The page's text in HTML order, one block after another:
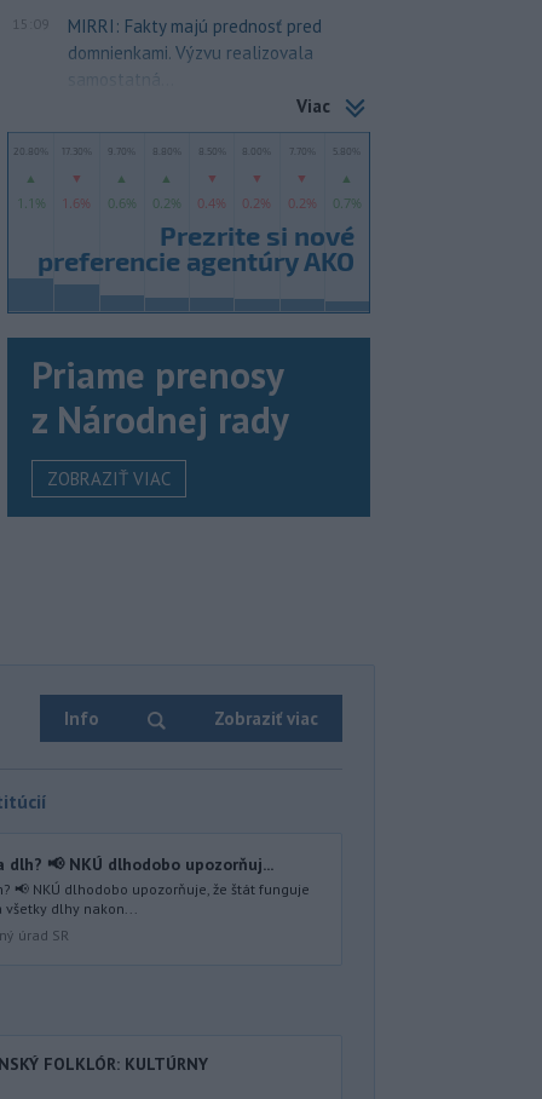
15:09
MIRRI: Fakty majú prednosť pred
domnienkami. Výzvu realizovala
samostatná...
Viac
Priame prenosy
z Národnej rady
ZOBRAZIŤ VIAC
Info Zobraziť viac
dlh? 📢 NKÚ dlhodobo upozorňuj...
📢 NKÚ dlhodobo upozorňuje, že štát funguje
dlhy nakon...
úrad SR
FOLKLÓR: KULTÚRNY